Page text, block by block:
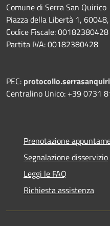
Comune di Serra San Quirico
Piazza della Libertà 1,
Codice Fiscale: 00182380428
Partita IVA: 00182380428
PEC:
Centralino Unico: +39 0731
Prenotazione
Segnalazione disservizio
Leggi le FAQ
Richiesta assistenza